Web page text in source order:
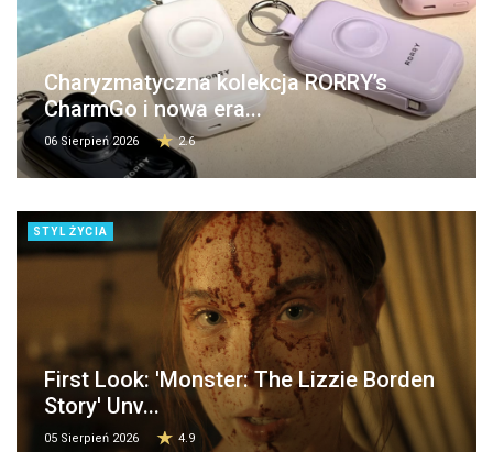
Charyzmatyczna kolekcja RORRY’s
CharmGo i nowa era...
06 Sierpień 2026 2.6
STYL ŻYCIA
First Look: 'Monster: The Lizzie Borden
Story' Unv...
05 Sierpień 2026 4.9